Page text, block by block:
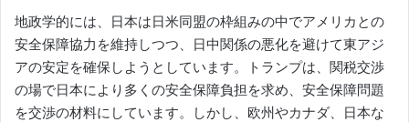
地政学的には、日本は日米同盟の枠組みの中でアメリカとの
安全保障協力を維持しつつ、日中関係の悪化を避けて東アジ
アの安定を確保しようとしています。トランプは、関税交渉
の場で日本により多くの安全保障負担を求め、安全保障問題
を交渉の材料にしています。しかし、欧州やカナダ、日本な